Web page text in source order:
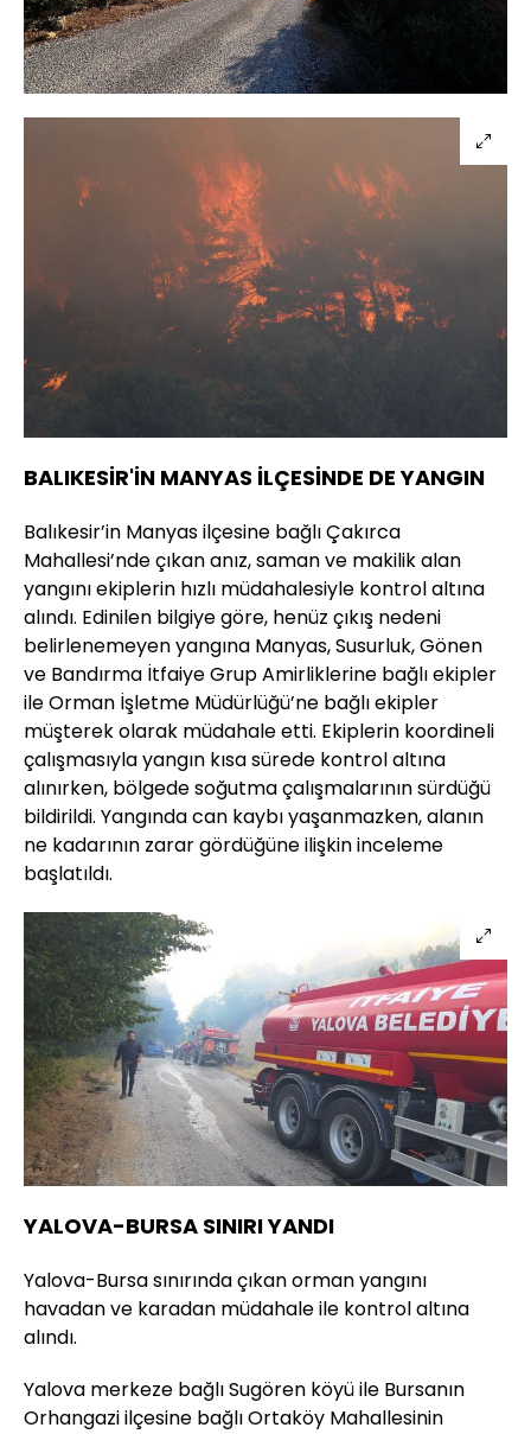
BALIKESİR'İN MANYAS İLÇESİNDE DE YANGIN
Balıkesir’in Manyas ilçesine bağlı Çakırca
Mahallesi’nde çıkan anız, saman ve makilik alan
yangını ekiplerin hızlı müdahalesiyle kontrol altına
alındı. Edinilen bilgiye göre, henüz çıkış nedeni
belirlenemeyen yangına Manyas, Susurluk, Gönen
ve Bandırma İtfaiye Grup Amirliklerine bağlı ekipler
ile Orman İşletme Müdürlüğü’ne bağlı ekipler
müşterek olarak müdahale etti. Ekiplerin koordineli
çalışmasıyla yangın kısa sürede kontrol altına
alınırken, bölgede soğutma çalışmalarının sürdüğü
bildirildi. Yangında can kaybı yaşanmazken, alanın
ne kadarının zarar gördüğüne ilişkin inceleme
başlatıldı.
YALOVA-BURSA SINIRI YANDI
Yalova-Bursa sınırında çıkan orman yangını
havadan ve karadan müdahale ile kontrol altına
alındı.
Yalova merkeze bağlı Sugören köyü ile Bursanın
Orhangazi ilçesine bağlı Ortaköy Mahallesinin